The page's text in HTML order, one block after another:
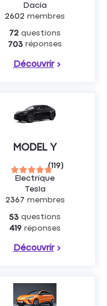
Dacia
2602 membres
72 questions
703 réponses
Découvrir
MODEL Y
(119)
Electrique
Tesla
2367 membres
53 questions
419 réponses
Découvrir